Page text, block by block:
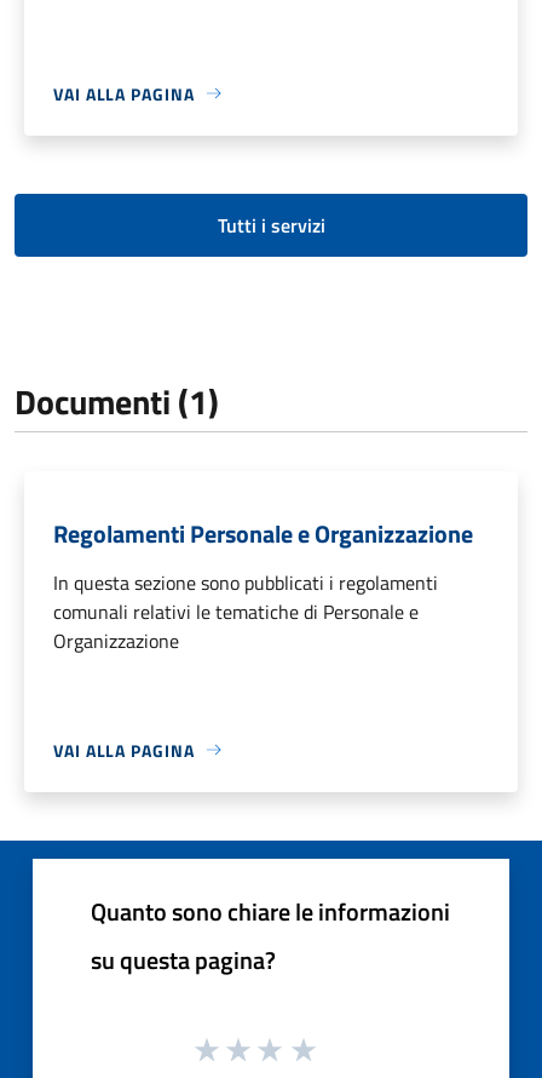
VAI ALLA PAGINA
Tutti i servizi
Documenti (1)
Regolamenti Personale e Organizzazione
In questa sezione sono pubblicati i regolamenti
comunali relativi le tematiche di Personale e
Organizzazione
VAI ALLA PAGINA
Quanto sono chiare le informazioni
su questa pagina?